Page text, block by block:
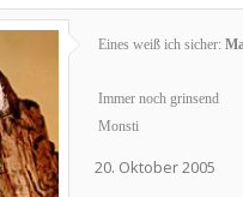
Eines weiß ich sicher:
Immer noch grinsend
Monsti
20. Oktober 2005